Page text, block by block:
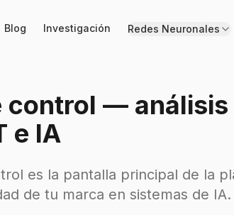
Blog Investigación Redes Neuronales
control —
e IA
es la pantalla principal de la
de tu marca en sistemas de IA.